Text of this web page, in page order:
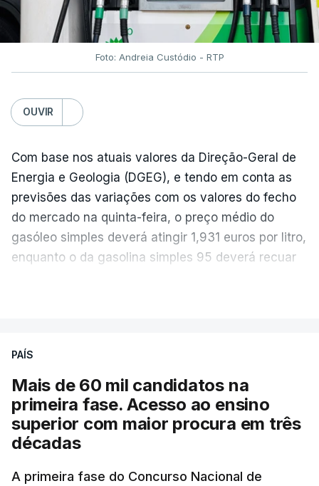
Foto: Andreia Custódio - RTP
OUVIR
Com base nos atuais valores da Direção-Geral de
Energia e Geologia (DGEG), e tendo em conta as
previsões das variações com os valores do fecho
do mercado na quinta-feira, o preço médio do
gasóleo simples deverá atingir 1,931 euros por litro,
enquanto o da gasolina simples 95 deverá recuar
evolução das cotações internacionais do petróleo,
posto de abastecimento, a marca e a localização.
A atualização do desconto do Imposto sobre os
Produtos Petrolíferos (ISP) também poderá
PAÍS
Mais de 60 mil candidatos na
primeira fase. Acesso ao ensino
superior com maior procura em três
décadas
A primeira fase do Concurso Nacional de